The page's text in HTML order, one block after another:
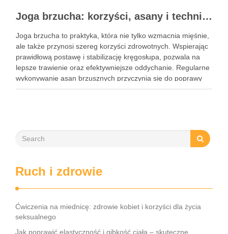
Joga brzucha: korzyści, asany i techniki oddechowe
Joga brzucha to praktyka, która nie tylko wzmacnia mięśnie,
ale także przynosi szereg korzyści zdrowotnych. Wspierając
prawidłową postawę i stabilizację kręgosłupa, pozwala na
lepsze trawienie oraz efektywniejsze oddychanie. Regularne
wykonywanie asan brzusznych przyczynia się do poprawy
elastyczności i równowagi, a także staje się kluczem do
Ruch i zdrowie
Ćwiczenia na miednicę: zdrowie kobiet i korzyści dla życia
seksualnego
Jak poprawić elastyczność i gibkość ciała – skuteczne